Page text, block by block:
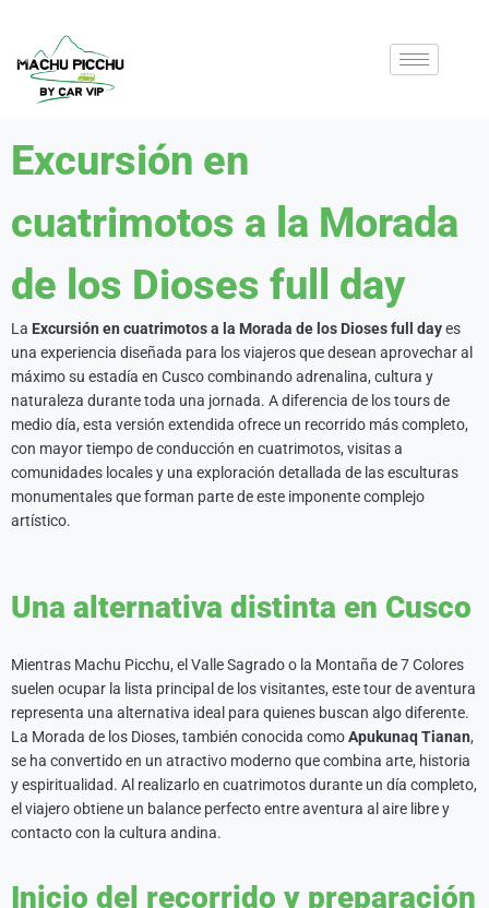
Excursión en
cuatrimotos a la Morada
de los Dioses full day
La Excursión en cuatrimotos a la Morada de los Dioses full dayes
una experiencia diseñada para los viajeros que desean aprovechar al
máximo su estadía en Cusco combinando adrenalina, cultura y
naturaleza durante toda una jornada. A diferencia de los tours de
medio día, esta versión extendida ofrece un recorrido más completo,
con mayor tiempo de conducción en cuatrimotos, visitas a
comunidades locales y una exploración detallada de las esculturas
monumentales que forman parte de este imponente complejo
artístico.
Una alternativa distinta en Cusco
Mientras Machu Picchu, el Valle Sagrado o la Montaña de 7 Colores
suelen ocupar la lista principal de los visitantes, este tour de aventura
representa una alternativa ideal para quienes buscan algo diferente.
La Morada de los Dioses, también conocida comoApukunaq Tianan,
se ha convertido en un atractivo moderno que combina arte, historia
y espiritualidad. Al realizarlo en cuatrimotos durante un día completo,
el viajero obtiene un balance perfecto entre aventura al aire libre y
contacto con la cultura andina.
Inicio del recorrido y preparación